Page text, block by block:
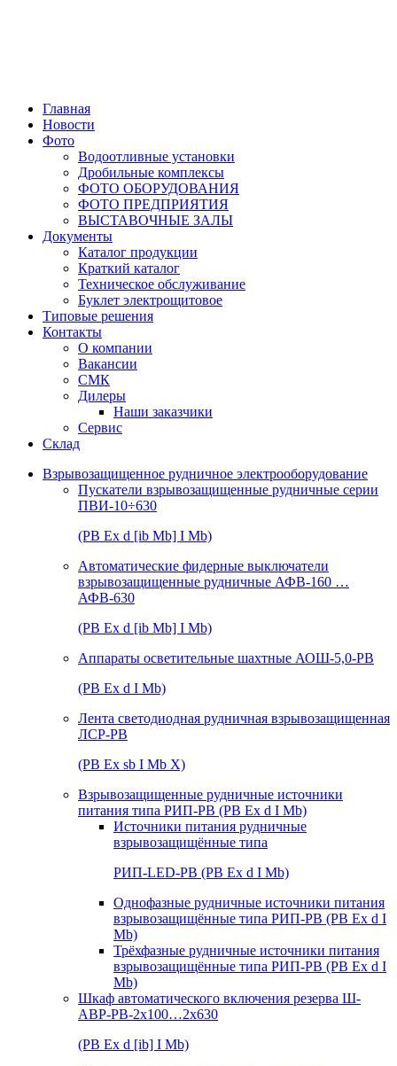
Главная
Новости
Фото
Водоотливные установки
Дробильные комплексы
ФОТО ОБОРУДОВАНИЯ
ФОТО ПРЕДПРИЯТИЯ
ВЫСТАВОЧНЫЕ ЗАЛЫ
Документы
Каталог продукции
Краткий каталог
Техническое обслуживание
Буклет электрощитовое
Типовые решения
Контакты
О компании
Вакансии
СМК
Дилеры
Наши заказчики
Сервис
Склад
Взрывозащищенное рудничное электрооборудование
Пускатели взрывозащищенные рудничные серии
ПВИ-10÷630
(РВ Ex d [ib Mb] I Mb)
Автоматические фидерные выключатели
взрывозащищенные рудничные АФВ-160 …
АФВ-630
(РВ Ex d [ib Mb] I Mb)
Аппараты осветительные шахтные АОШ-5,0-РВ
(РВ Ex d I Mb)
Лента светодиодная рудничная взрывозащищенная
ЛСР-РВ
(РВ Ex sb I Mb Х)
Взрывозащищенные рудничные источники
питания типа РИП-РВ (РВ Ex d I Mb)
Источники питания рудничные
взрывозащищённые типа
РИП-LED-РВ (РВ Ex d I Mb)
Однофазные рудничные источники питания
взрывозащищённые типа РИП-РВ (РВ Ex d I
Mb)
Трёхфазные рудничные источники питания
взрывозащищённые типа РИП-РВ (РВ Ex d I
Mb)
Шкаф автоматического включения резерва Ш-
АВР-РВ-2х100…2х630
(РВ Ex d [ib] I Mb)